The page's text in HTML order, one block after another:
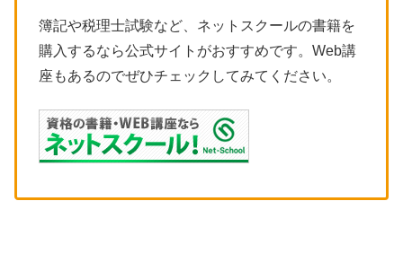
簿記や税理士試験など、ネットスクールの書籍を
購入するなら公式サイトがおすすめです。Web講
座もあるのでぜひチェックしてみてください。